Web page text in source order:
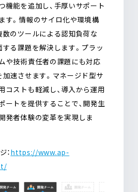
機能を追加し、手厚いサポート
す。情報のサイロ化や環境構
数のツールによる認知負荷な
する課題を解決します。プラッ
や技術責任者の課題にも対応
加速させます。マネージド型サ
コストも軽減し、導入から運用
ートを提供することで、開発生
発者体験の変革を実現しま
： https://www.ap-